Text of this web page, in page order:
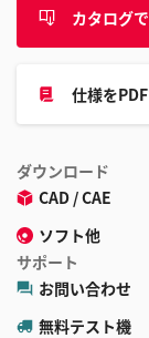
カタログ
仕様を
ダウンロード
CAD / CAE
ソフト他
サポート
お問い合わせ
無料テスト機